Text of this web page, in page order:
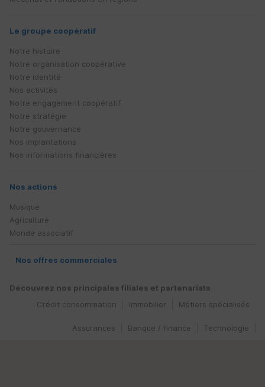
Le groupe coopératif
Notre histoire
Notre organisation coopérative
Notre identité
Nos activités
Notre engagement coopératif
Notre stratégie
Notre gouvernance
Nos implantations
Nos informations financières
Nos actions
Musique
Agriculture
Monde associatif
Nos offres commerciales
Découvrez nos principales filiales et partenariats
Métiers spécialisés
Immobilier
Crédit consommation
Technologie
Banque / finance
Assurances